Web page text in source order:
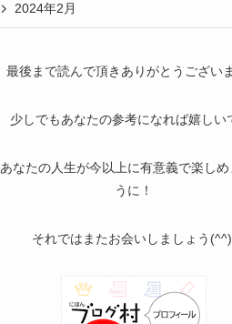
2024年2月
最後まで読んで頂きありがとうござい
少しでもあなたの参考になれば嬉しい
あなたの人生が今以上に有意義で楽しめ
うに！
それではまたお会いしましょう